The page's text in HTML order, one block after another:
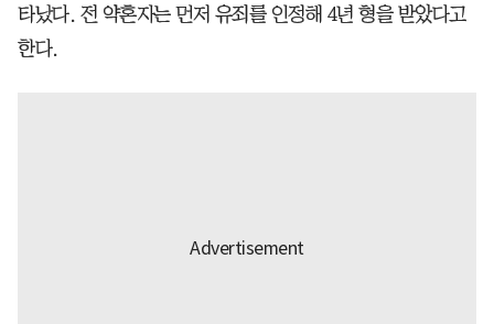
타났다. 전 약혼자는 먼저 유죄를 인정해 4년 형을 받았다고
한다.